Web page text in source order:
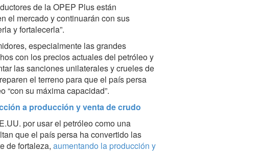
de la OPEP Plus están
el mercado y continuarán con sus
y fortalecerla”.
especialmente las grandes
con los precios actuales del petróleo y
las sanciones unilaterales y crueles de
el terreno para que el país persa
“con su máxima capacidad”.
a producción y venta de crudo
por usar el petróleo como una
que el país persa ha convertido las
de fortaleza, aumentando la producción y